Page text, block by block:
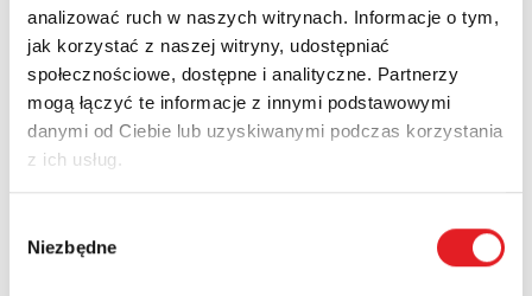
analizować ruch w naszych witrynach. Informacje o tym,
jak korzystać z naszej witryny, udostępniać
społecznościowe, dostępne i analityczne. Partnerzy
mogą łączyć te informacje z innymi podstawowymi
danymi od Ciebie lub uzyskiwanymi podczas korzystania
z ich usług.
zgody
Niezbędne
Company:
Phone:
Country: